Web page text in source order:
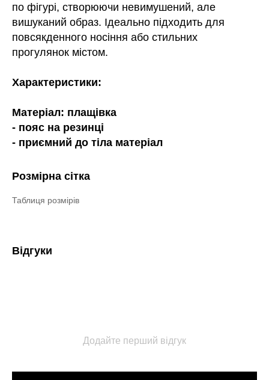
по фігурі, створюючи невимушений, але
вишуканий образ. Ідеально підходить для
повсякденного носіння або стильних
прогулянок містом.
Характеристики:
Матеріал: плащівка
- пояс на резинці
- приємний до тіла матеріал
Розмірна сітка
Таблиця розмірів
Відгуки
Додайте перший відгук